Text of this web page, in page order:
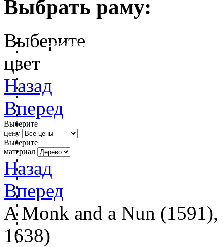
Выбрать раму:
очистить фильтр цвета
Выберите
цвет
Назад
Вперед
Выберите
цену
Выберите
материал
Назад
Вперед
A Monk and a Nun
1638)